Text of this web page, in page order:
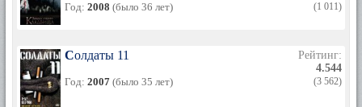
Год: 2008 (было 36 лет) (1 011)
Солдаты 11
Год: 2007 (было 35 лет)
Рейтинг:
4.544
(3 562)